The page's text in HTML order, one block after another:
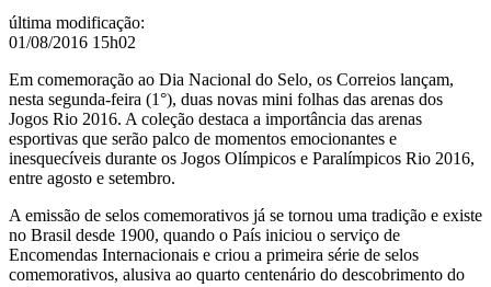
2016
última modificação:
01/08/2016 15h02
Em comemoração ao Dia Nacional do Selo, os Correios lançam,
nesta segunda-feira (1°), duas novas mini folhas das arenas dos
Jogos Rio 2016. A coleção destaca a importância das arenas
esportivas que serão palco de momentos emocionantes e
inesquecíveis durante os Jogos Olímpicos e Paralímpicos Rio 2016,
entre agosto e setembro.
A emissão de selos comemorativos já se tornou uma tradição e existe
no Brasil desde 1900, quando o País iniciou o serviço de
Encomendas Internacionais e criou a primeira série de selos
comemorativos, alusiva ao quarto centenário do descobrimento do